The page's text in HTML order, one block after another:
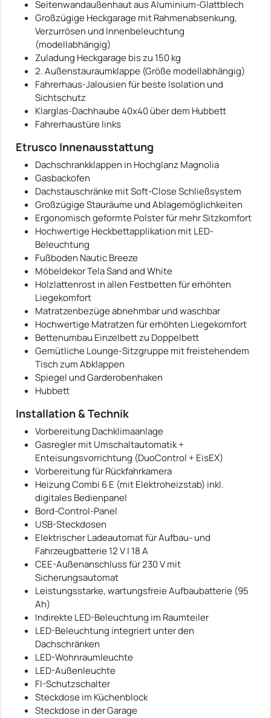
Seitenwandaußenhaut aus Aluminium-Glattblech
Großzügige Heckgarage mit Rahmenabsenkung,
Verzurrösen und Innenbeleuchtung
(modellabhängig)
Zuladung Heckgarage bis zu 150 kg
2. Außenstauraumklappe (Größe modellabhängig)
Fahrerhaus-Jalousien für beste Isolation und
Sichtschutz
Klarglas-Dachhaube 40x40 über dem Hubbett
Fahrerhaustüre links
Etrusco Innenausstattung
Dachschrankklappen in Hochglanz Magnolia
Gasbackofen
Dachstauschränke mit Soft-Close Schließsystem
Großzügige Stauräume und Ablagemöglichkeiten
Ergonomisch geformte Polster für mehr Sitzkomfort
Hochwertige Heckbettapplikation mit LED-
Beleuchtung
Fußboden Nautic Breeze
Möbeldekor Tela Sand and White
Holzlattenrost in allen Festbetten für erhöhten
Liegekomfort
Matratzenbezüge abnehmbar und waschbar
Hochwertige Matratzen für erhöhten Liegekomfort
Bettenumbau Einzelbett zu Doppelbett
Gemütliche Lounge-Sitzgruppe mit freistehendem
Tisch zum Abklappen
Spiegel und Garderobenhaken
Hubbett
Installation & Technik
Vorbereitung Dachklimaanlage
Gasregler mit Umschaltautomatik +
Enteisungsvorrichtung (DuoControl + EisEX)
Vorbereitung für Rückfahrkamera
Heizung Combi 6 E (mit Elektroheizstab) inkl.
digitales Bedienpanel
Bord-Control-Panel
USB-Steckdosen
Elektrischer Ladeautomat für Aufbau- und
Fahrzeugbatterie 12 V | 18 A
CEE-Außenanschluss für 230 V mit
Sicherungsautomat
Leistungsstarke, wartungsfreie Aufbaubatterie (95
Ah)
Indirekte LED-Beleuchtung im Raumteiler
LED-Beleuchtung integriert unter den
Dachschränken
LED-Wohnraumleuchte
LED-Außenleuchte
FI-Schutzschalter
Steckdose im Küchenblock
Steckdose in der Garage